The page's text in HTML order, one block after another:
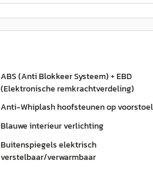
ABS (Anti Blokkeer Systeem) + EBD
(Elektronische remkrachtverdeling)
Anti-Whiplash hoofsteunen op
Blauwe interieur verlichting
Buitenspiegels elektrisch
verstelbaar/verwarmbaar